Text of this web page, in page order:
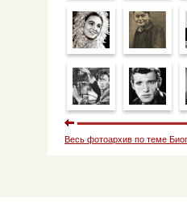
Весь фотоархив по теме